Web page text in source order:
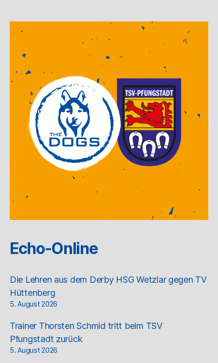
Echo-Online
Die Lehren aus dem Derby HSG Wetzlar gegen TV
Hüttenberg
5. August 2026
Trainer Thorsten Schmid tritt beim TSV
Pfungstadt zurück
5. August 2026